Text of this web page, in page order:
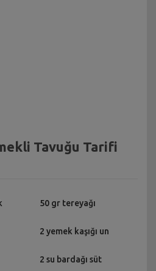
Tavuğu Tarifi
50 gr tereyağı
2 yemek kaşığı un
2 su bardağı süt